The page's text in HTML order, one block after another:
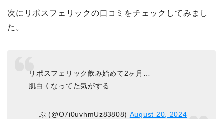
次にリポスフェリックの口コミをチェックしてみまし
た。
リポスフェリック飲み始めて2ヶ月…
肌白くなってた気がする
— ぷ (@O7i0uvhmUz83808) August 20, 2024